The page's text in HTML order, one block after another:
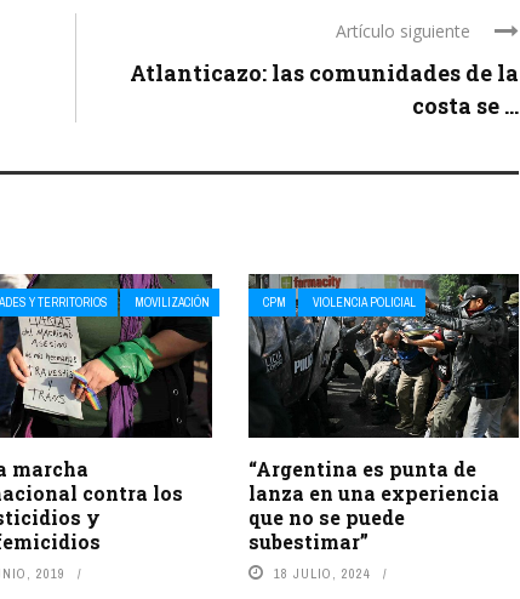
Artículo siguiente
Atlanticazo: las comunidades de la
costa se ...
Y TERRITORIOS MOVILIZACIÓN
marcha
contra los
y
2019
CPM VIOLENCIA POLICIAL
“Argentina es punta de
lanza en una experiencia
que no se puede
subestimar”
18 JULIO, 2024